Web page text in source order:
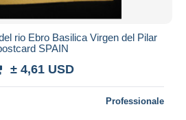
rio Ebro Basilica Virgen del Pilar
SPAIN
± 4,61 USD
Professionale